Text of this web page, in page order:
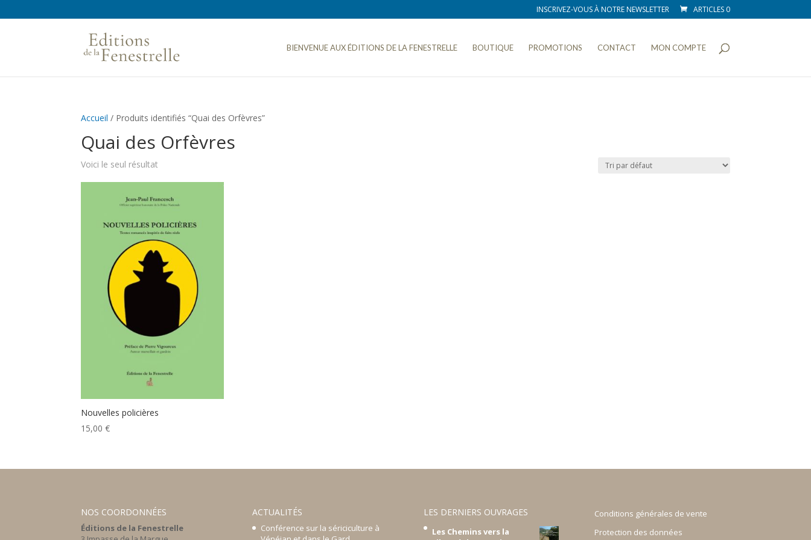
INSCRIVEZ-VOUS À NOTRE NEWSLETTER ARTICLES 0
BIENVENUE AUX ÉDITIONS DE LA FENESTRELLE BOUTIQUE PROMOTIONS CONTACT MON COMPTE
Accueil / Produits identifiés “Quai des Orfèvres”
Quai des Orfèvres
Voici le seul résultat
Nouvelles policières
15,00€
NOS COORDONNÉES
Éditions de la Fenestrelle
ACTUALITÉS
Conférence sur la sériciculture à
LES DERNIERS OUVRAGES
Les Chemins vers la
Conditions générales de vente
Protection des données